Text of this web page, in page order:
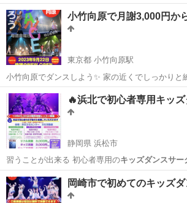
ーにダンスを習えます ぜひ来てください！ 初回は無料で体験レッスン
が受けれます ！ ☆毎週木曜日☆ PM 5:30~6:2...
埼玉 川越市 川越駅 ヒップホップ
小竹向原で月謝3,000円か
東京都 小竹向原駅
小竹向原でダンスしよう✨ 家の近くでしっかりと練習して本格的なダ
ンススタジオへ！ をコンセプトにしたダンス未経験の子どもたち専用
のダンスサークルです😊 経験者の受講
東京 板橋区 小竹向原駅 ヒップホップ
🔥浜北で初心者専用キッ
静岡県 浜松市
習うことが出来る 初心者専用のキッズダンスサー
木曜日…
静岡 浜松市 ヒップホップ キッズダン
岡崎市で初めてのキッズダ